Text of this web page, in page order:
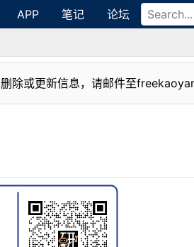
APP 笔记 论坛
删除或更新信息，请邮件至